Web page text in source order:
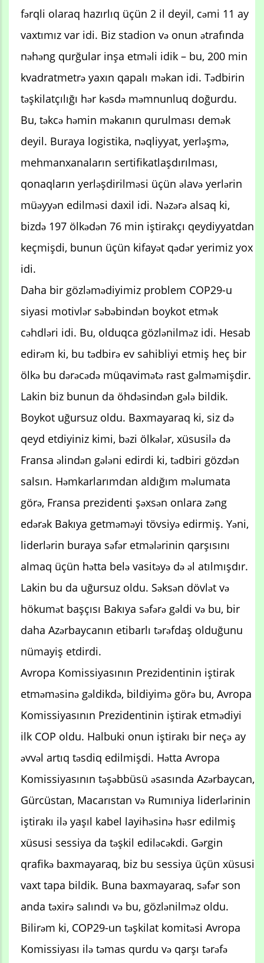
fərqli olaraq hazırlıq üçün 2 il deyil, cəmi 11 ay
vaxtımız var idi. Biz stadion və onun ətrafında
nəhəng qurğular inşa etməli idik – bu, 200 min
kvadratmetrə yaxın qapalı məkan idi. Tədbirin
təşkilatçılığı hər kəsdə məmnunluq doğurdu.
Bu, təkcə həmin məkanın qurulması demək
deyil. Buraya logistika, nəqliyyat, yerləşmə,
mehmanxanaların sertifikatlaşdırılması,
qonaqların yerləşdirilməsi üçün əlavə yerlərin
müəyyən edilməsi daxil idi. Nəzərə alsaq ki,
bizdə 197 ölkədən 76 min iştirakçı qeydiyyatdan
keçmişdi, bunun üçün kifayət qədər yerimiz yox
idi.
Daha bir gözləmədiyimiz problem COP29-u
siyasi motivlər səbəbindən boykot etmək
cəhdləri idi. Bu, olduqca gözlənilməz idi. Hesab
edirəm ki, bu tədbirə ev sahibliyi etmiş heç bir
ölkə bu dərəcədə müqavimətə rast gəlməmişdir.
Lakin biz bunun da öhdəsindən gələ bildik.
Boykot uğursuz oldu. Baxmayaraq ki, siz də
qeyd etdiyiniz kimi, bəzi ölkələr, xüsusilə də
Fransa əlindən gələni edirdi ki, tədbiri gözdən
salsın. Həmkarlarımdan aldığım məlumata
görə, Fransa prezidenti şəxsən onlara zəng
edərək Bakıya getməməyi tövsiyə edirmiş. Yəni,
liderlərin buraya səfər etmələrinin qarşısını
almaq üçün hətta belə vasitəyə də əl atılmışdır.
Lakin bu da uğursuz oldu. Səksən dövlət və
hökumət başçısı Bakıya səfərə gəldi və bu, bir
daha Azərbaycanın etibarlı tərəfdaş olduğunu
nümayiş etdirdi.
Avropa Komissiyasının Prezidentinin iştirak
etməməsinə gəldikdə, bildiyimə görə bu, Avropa
Komissiyasının Prezidentinin iştirak etmədiyi
ilk COP oldu. Halbuki onun iştirakı bir neçə ay
əvvəl artıq təsdiq edilmişdi. Hətta Avropa
Komissiyasının təşəbbüsü əsasında Azərbaycan,
Gürcüstan, Macarıstan və Rumıniya liderlərinin
iştirakı ilə yaşıl kabel layihəsinə həsr edilmiş
xüsusi sessiya da təşkil ediləcəkdi. Gərgin
qrafikə baxmayaraq, biz bu sessiya üçün xüsusi
vaxt tapa bildik. Buna baxmayaraq, səfər son
anda təxirə salındı və bu, gözlənilməz oldu.
Bilirəm ki, COP29-un təşkilat komitəsi Avropa
Komissiyası ilə təmas qurdu və qarşı tərəfə